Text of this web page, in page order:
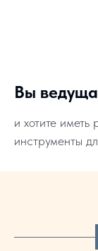
Вы
и хотите
инструменты